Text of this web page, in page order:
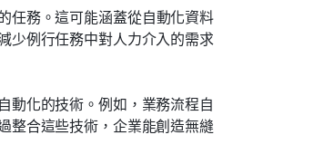
任務。這可能涵蓋從自動化資料
少例行任務中對人力介入的需求
動化的技術。例如，業務流程自
整合這些技術，企業能創造無縫